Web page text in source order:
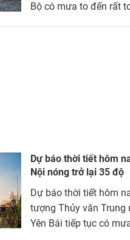
Bộ có mưa to đến rất
Dự báo thời tiết hôm
Nội nóng trở lại 35 độ
Dự báo thời tiết hôm
tượng Thủy văn Trung
Yên Bái tiếp tục có